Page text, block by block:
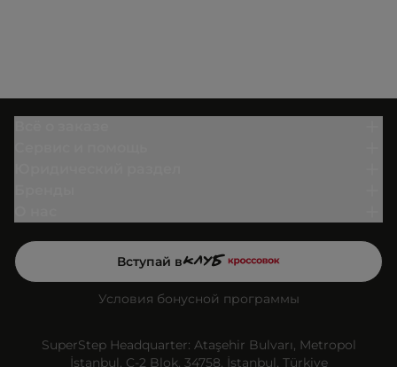
Вступай в
Условия бонусной программы
SuperStep Headquarter: Ataşehir Bulvarı, Metropol
İstanbul, C-2 Blok, 34758, İstanbul, Türkiye